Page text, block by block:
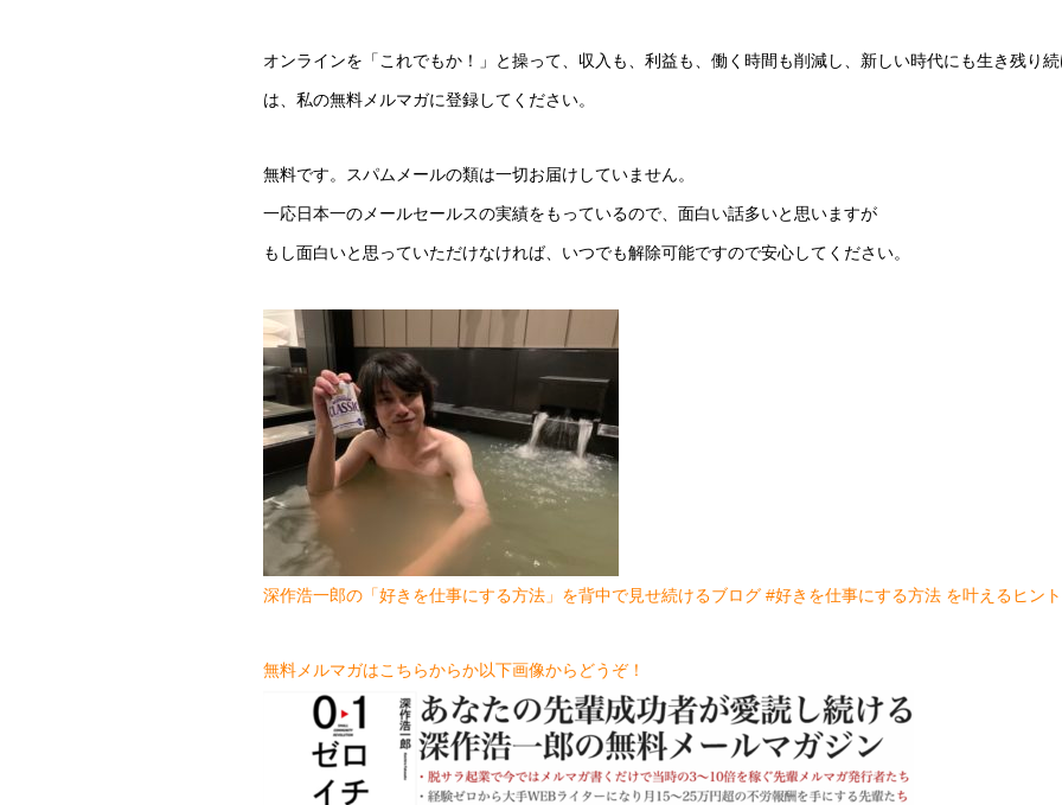
オンラインを「これでもか！」と操って、収入も、利益も、働く時間も削減し、新しい時代にも生き残り
は、私の無料メルマガに登録してください。
無料です。スパムメールの類は一切お届けしていません。
一応日本一のメールセールスの実績をもっているので、面白い話多いと思いますが
もし面白いと思っていただけなければ、いつでも解除可能ですので安心してください。
深作浩一郎の「好きを仕事にする方法」を背中で見せ続けるブログ #好きを仕事にする方法 を叶えるヒン
無料メルマガはこちらからか以下画像からどうぞ！